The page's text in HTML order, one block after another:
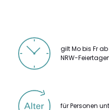
gilt Mo bis Fr
NRW-
für Personen